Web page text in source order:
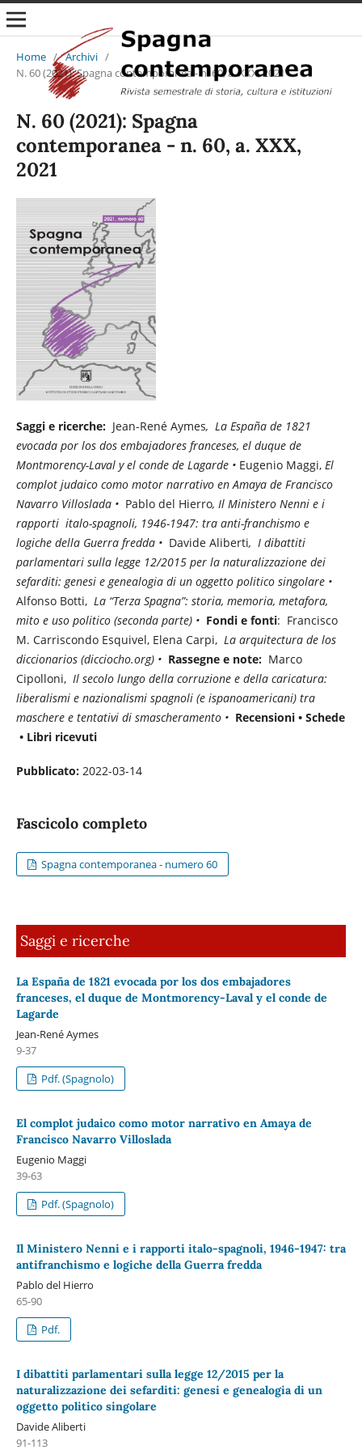
Home / Archivi /
N. 60 (2021): Spagna contemporanea - n. 60, a. XXX, 2021
N. 60 (2021): Spagna
contemporanea - n. 60, a. XXX,
2021
Saggi e ricerche:Jean-René Aymes, La España de 1821
evocada por los dos embajadores franceses, el duque de
Montmorency-Laval y el conde de Lagarde •Eugenio Maggi, El
complot judaico como motor narrativo en Amaya de Francisco
Navarro Villoslada •Pablo del Hierro, Il Ministero Nenni e i
rapporti italo-spagnoli, 1946-1947: tra anti-franchismo e
logiche della Guerra fredda •Davide Aliberti, I dibattiti
parlamentari sulla legge 12/2015 per la naturalizzazione dei
sefarditi: genesi e genealogia di un oggetto politico singolare •
Alfonso Botti, La “Terza Spagna”: storia, memoria, metafora,
mito e uso politico (seconda parte) • Fondi e fonti: Francisco
M. Carriscondo Esquivel, Elena Carpi, La arquitectura de los
diccionarios (dicciocho.org) • Rassegne e note:Marco
Cipolloni, Il secolo lungo della corruzione e della caricatura:
liberalismi e nazionalismi spagnoli (e ispanoamericani) tra
maschere e tentativi di smascheramento • Recensioni • Schede
• Libri ricevuti
Pubblicato: 2022-03-14
Fascicolo completo
Spagna contemporanea - numero 60
Saggi e ricerche
La España de 1821 evocada por los dos embajadores
franceses, el duque de Montmorency-Laval y el conde de
Lagarde
Jean-René Aymes
9-37
Pdf. (Spagnolo)
El complot judaico como motor narrativo en Amaya de
Francisco Navarro Villoslada
Eugenio Maggi
39-63
Pdf. (Spagnolo)
Il Ministero Nenni e i rapporti italo-spagnoli, 1946-1947: tra
antifranchismo e logiche della Guerra fredda
Pablo del Hierro
65-90
Pdf.
I dibattiti parlamentari sulla legge 12/2015 per la
naturalizzazione dei sefarditi: genesi e genealogia di un
oggetto politico singolare
Davide Aliberti
91-113